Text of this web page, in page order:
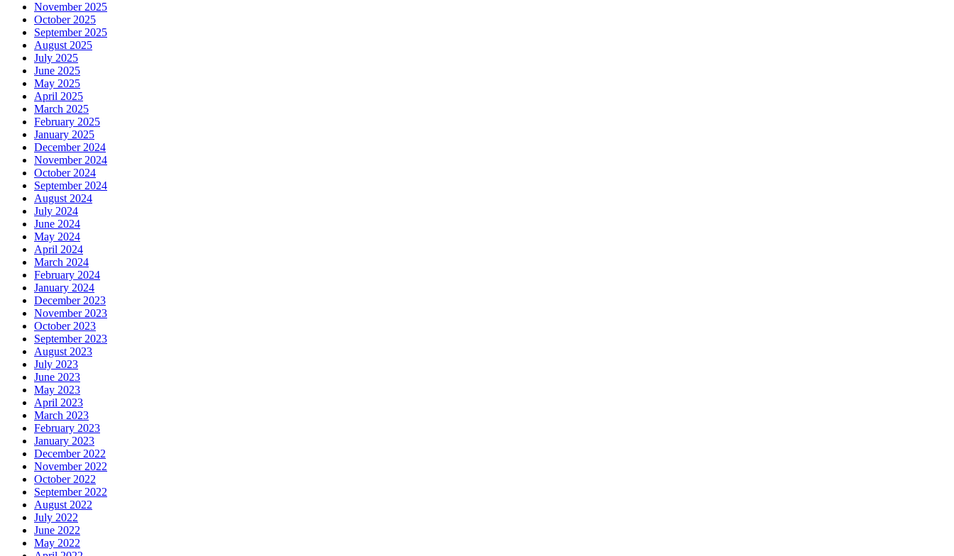
November 2025
October 2025
September 2025
August 2025
July 2025
June 2025
May 2025
April 2025
March 2025
February 2025
January 2025
December 2024
November 2024
October 2024
September 2024
August 2024
July 2024
June 2024
May 2024
April 2024
March 2024
February 2024
January 2024
December 2023
November 2023
October 2023
September 2023
August 2023
July 2023
June 2023
May 2023
April 2023
March 2023
February 2023
January 2023
December 2022
November 2022
October 2022
September 2022
August 2022
July 2022
June 2022
May 2022